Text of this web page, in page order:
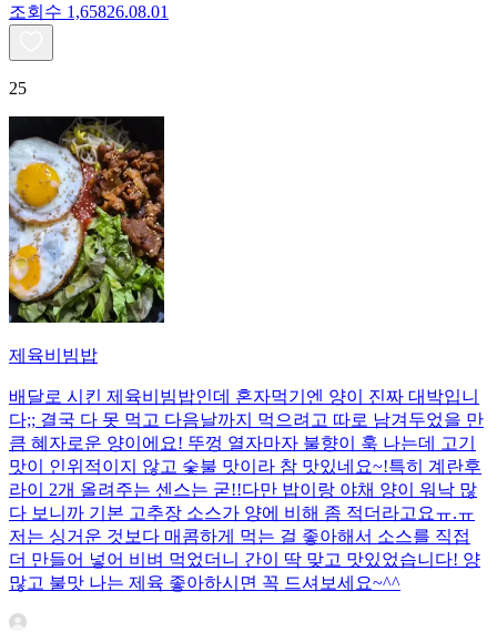
조회수 1,65826.08.01
25
제육비빔밥
배달로 시킨 제육비빔밥인데 혼자먹기엔 양이 진짜 대박입니
다;; 결국 다 못 먹고 다음날까지 먹으려고 따로 남겨두었을 만
큼 혜자로운 양이에요! 뚜껑 열자마자 불향이 훅 나는데 고기
맛이 인위적이지 않고 숯불 맛이라 참 맛있네요~!특히 계란후
라이 2개 올려주는 센스는 굳!! ​다만 밥이랑 야채 양이 워낙 많
다 보니까 기본 고추장 소스가 양에 비해 좀 적더라고요ㅠ.ㅠ
저는 싱거운 것보다 매콤하게 먹는 걸 좋아해서 소스를 직접
더 만들어 넣어 비벼 먹었더니 간이 딱 맞고 맛있었습니다! 양
많고 불맛 나는 제육 좋아하시면 꼭 드셔보세요~^^